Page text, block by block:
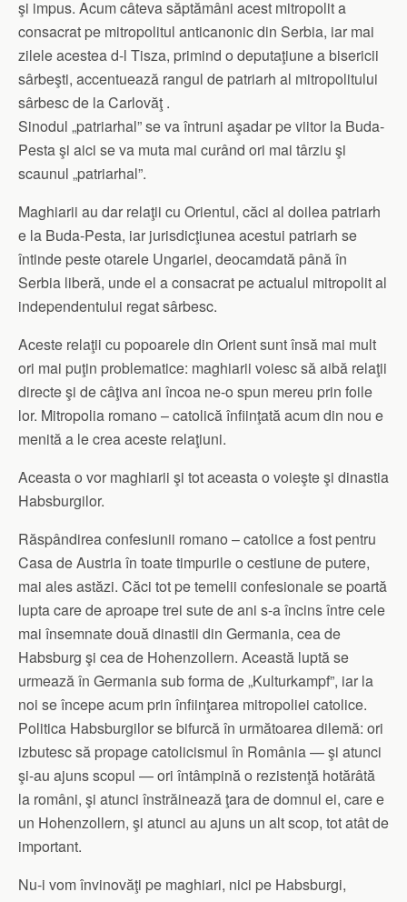
şi impus. Acum câteva săptămâni acest mitropolit a
consacrat pe mitropolitul anticanonic din Serbia, iar mai
zilele acestea d-l Tisza, primind o deputaţiune a bisericii
sârbeşti, accentuează rangul de patriarh al mitropolitului
sârbesc de la Carlovăţ .
Sinodul „patriarhal” se va întruni aşadar pe viitor la Buda-
Pesta şi aici se va muta mai curând ori mai târziu şi
scaunul „patriarhal”.
Maghiarii au dar relaţii cu Orientul, căci al doilea patriarh
e la Buda-Pesta, iar jurisdicţiunea acestui patriarh se
întinde peste otarele Ungariei, deocamdată până în
Serbia liberă, unde el a consacrat pe actualul mitropolit al
independentului regat sârbesc.
Aceste relaţii cu popoarele din Orient sunt însă mai mult
ori mai puţin problematice: maghiarii voiesc să aibă relaţii
directe şi de câţiva ani încoa ne-o spun mereu prin foile
lor. Mitropolia romano – catolică înfiinţată acum din nou e
menită a le crea aceste relaţiuni.
Aceasta o vor maghiarii şi tot aceasta o voieşte şi dinastia
Habsburgilor.
Răspândirea confesiunii romano – catolice a fost pentru
Casa de Austria în toate timpurile o cestiune de putere,
mai ales astăzi. Căci tot pe temelii confesionale se poartă
lupta care de aproape trei sute de ani s-a încins între cele
mai însemnate două dinastii din Germania, cea de
Habsburg şi cea de Hohenzollern. Această luptă se
urmează în Germania sub forma de „Kulturkampf”, iar la
noi se începe acum prin înfiinţarea mitropoliei catolice.
Politica Habsburgilor se bifurcă în următoarea dilemă: ori
izbutesc să propage catolicismul în România — şi atunci
şi-au ajuns scopul — ori întâmpină o rezistenţă hotărâtă
la români, şi atunci înstrăinează ţara de domnul ei, care e
un Hohenzollern, şi atunci au ajuns un alt scop, tot atât de
important.
Nu-i vom învinovăţi pe maghiari, nici pe Habsburgi,